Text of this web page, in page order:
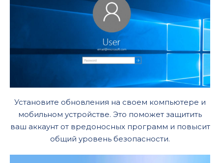
Установите обновления на своем компьютере и
мобильном устройстве. Это поможет защитить
ваш аккаунт от вредоносных программ и повысит
общий уровень безопасности.